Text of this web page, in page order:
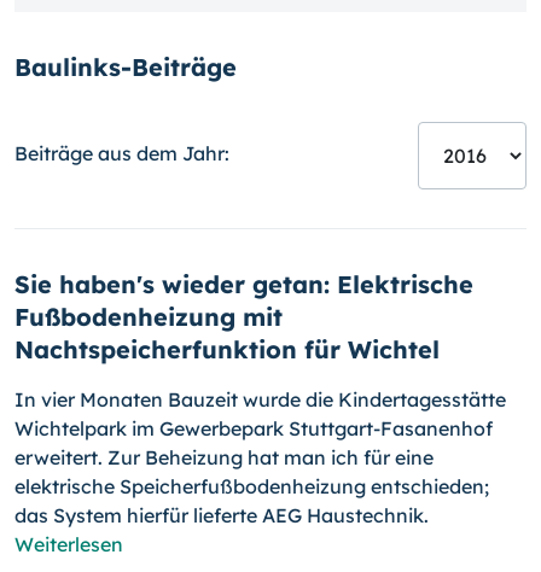
Baulinks-Beiträge
Beiträge aus dem Jahr:
Sie haben's wieder getan: Elektrische
Fußbodenheizung mit
Nachtspeicherfunktion für Wichtel
In vier Monaten Bauzeit wurde die Kindertagesstätte
Wichtelpark im Gewerbepark Stuttgart-Fasanenhof
erweitert. Zur Beheizung hat man ich für eine
elektrische Speicherfußbodenheizung entschieden;
das System hierfür lieferte AEG Haustechnik.
Weiterlesen